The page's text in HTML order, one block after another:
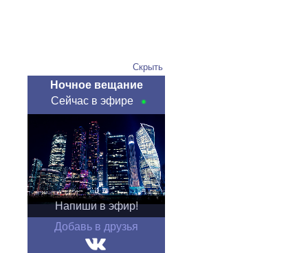
Скрыть
Ночное вещание
Сейчас в эфире
Напиши в эфир!
Добавь в друзья